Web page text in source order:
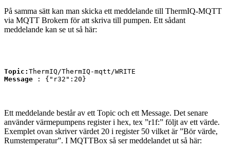
På samma sätt kan man skicka ett meddelande till ThermIQ-MQTT
via MQTT Brokern för att skriva till pumpen. Ett sådant
meddelande kan se ut så här:
Topic: ThermIQ/ThermIQ-mqtt/WRITE
Message : {"r32":20}
Ett meddelande består av ett Topic och ett Message. Det senare
använder värmepumpens register i hex, tex ”r1f:” följt av ett värde.
Exemplet ovan skriver värdet 20 i register 50 vilket är ”Bör värde,
Rumstemperatur”. I MQTTBox så ser meddelandet ut så här: